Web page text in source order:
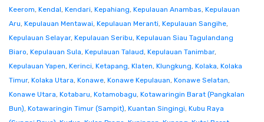
Keerom, Kendal, Kendari, Kepahiang, Kepulauan Anambas, Kepulauan
Aru, Kepulauan Mentawai, Kepulauan Meranti, Kepulauan Sangihe,
Kepulauan Selayar, Kepulauan Seribu, Kepulauan Siau Tagulandang
Biaro, Kepulauan Sula, Kepulauan Talaud, Kepulauan Tanimbar,
Kepulauan Yapen, Kerinci, Ketapang, Klaten, Klungkung, Kolaka, Kolaka
Timur, Kolaka Utara, Konawe, Konawe Kepulauan, Konawe Selatan,
Konawe Utara, Kotabaru, Kotamobagu, Kotawaringin Barat (Pangkalan
Bun), Kotawaringin Timur (Sampit), Kuantan Singingi, Kubu Raya